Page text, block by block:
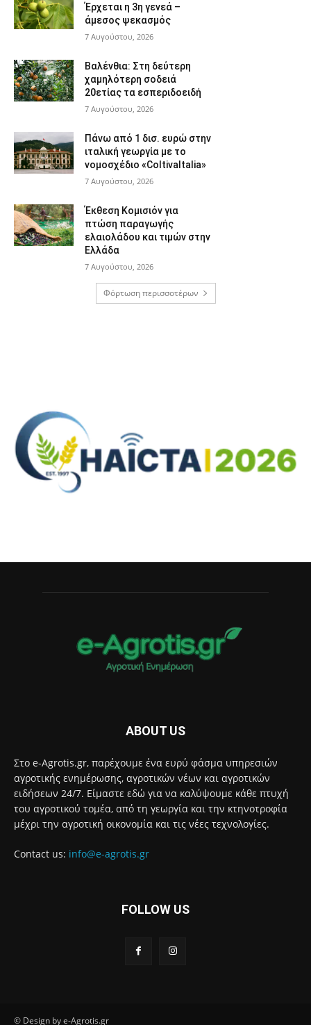
Έρχεται η 3η γενεά –
άμεσος ψεκασμός
7 Αυγούστου, 2026
Βαλένθια: Στη δεύτερη
χαμηλότερη σοδειά
20ετίας τα εσπεριδοειδή
7 Αυγούστου, 2026
Πάνω από 1 δισ. ευρώ στην
ιταλική γεωργία με το
νομοσχέδιο «ColtivaItalia»
7 Αυγούστου, 2026
Έκθεση Κομισιόν για
πτώση παραγωγής
ελαιολάδου και τιμών στην
Ελλάδα
7 Αυγούστου, 2026
Φόρτωση περισσοτέρων
ABOUT US
Στο e-Agrotis.gr, παρέχουμε ένα ευρύ φάσμα υπηρεσιών
αγροτικής ενημέρωσης, αγροτικών νέων και αγροτικών
ειδήσεων 24/7. Είμαστε εδώ για να καλύψουμε κάθε πτυχή
του αγροτικού τομέα, από τη γεωργία και την κτηνοτροφία
μέχρι την αγροτική οικονομία και τις νέες τεχνολογίες.
Contact us: info@e-agrotis.gr
FOLLOW US
© Design by e-Agrotis.gr